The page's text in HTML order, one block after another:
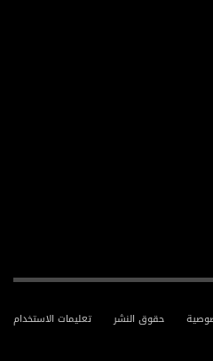
تعليمات الاستخدام حقوق النشر